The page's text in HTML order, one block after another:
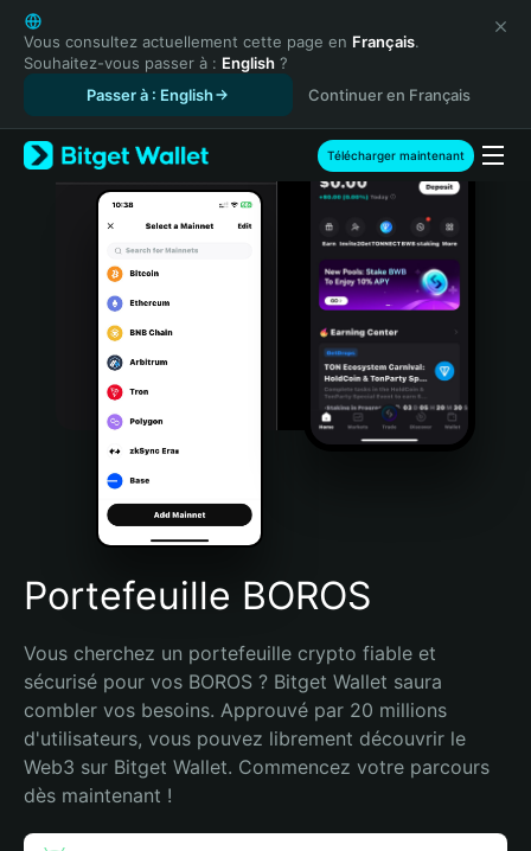
English
日本語
Tiếng Việt
Español (Latinoamérica)
Türkçe
Italiano
Português (Portugal)
Bahasa Indonesia
Português (Brasil)
Español (Argentina)
Vous consultez actuellement cette page en Français.
Souhaitez-vous passer à : English ?
Passer à : English
Continuer en Français
Télécharger maintenant
Portefeuille BOROS
Vous cherchez un portefeuille crypto fiable et
sécurisé pour vos BOROS ? Bitget Wallet saura
combler vos besoins. Approuvé par 20 millions
d'utilisateurs, vous pouvez librement découvrir le
Web3 sur Bitget Wallet. Commencez votre parcours
dès maintenant !